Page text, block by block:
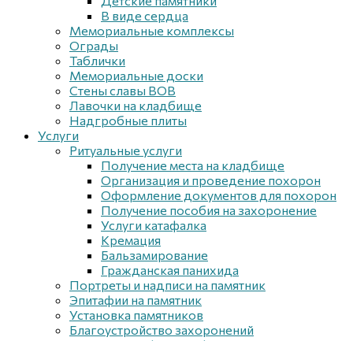
В виде сердца
Мемориальные комплексы
Ограды
Таблички
Мемориальные доски
Стены славы ВОВ
Лавочки на кладбище
Надгробные плиты
Услуги
Ритуальные услуги
Получение места на кладбище
Организация и проведение похорон
Оформление документов для похорон
Получение пособия на захоронение
Услуги катафалка
Кремация
Бальзамирование
Гражданская панихида
Портреты и надписи на памятник
Эпитафии на памятник
Установка памятников
Благоустройство захоронений